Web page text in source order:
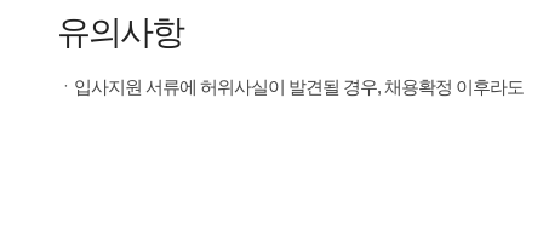
유의사항
ㆍ입사지원 서류에 허위사실이 발견될 경우, 채용확정 이후라도